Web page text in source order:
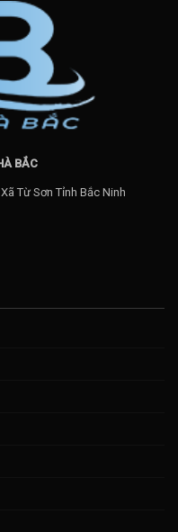
BẮC
Từ Sơn Tỉnh Bắc Ninh